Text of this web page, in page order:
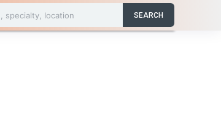
specialty, location SEARCH